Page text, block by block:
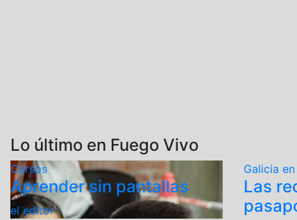
Lo último en Fuego Vivo
Cursos
Aprender sin pantallas
el editor
Galicia
Las